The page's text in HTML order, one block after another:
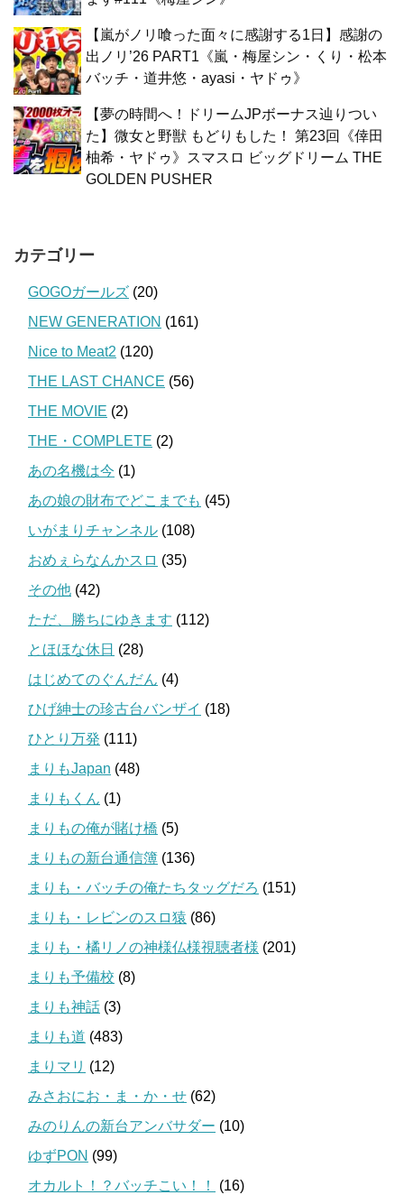
【嵐がノリ喰った面々に感謝する1日】感謝の
出ノリ’26 PART1《嵐・梅屋シン・くり・松本
バッチ・道井悠・ayasi・ヤドゥ》
【夢の時間へ！ドリームJPボーナス辿りつい
た】微女と野獣 もどりもした！ 第23回《倖田
柚希・ヤドゥ》スマスロ ビッグドリーム THE
GOLDEN PUSHER
カテゴリー
GOGOガールズ (20)
NEW GENERATION (161)
Nice to Meat2 (120)
THE LAST CHANCE (56)
THE MOVIE (2)
THE・COMPLETE (2)
あの名機は今 (1)
あの娘の財布でどこまでも (45)
いがまりチャンネル (108)
おめぇらなんかスロ (35)
その他 (42)
ただ、勝ちにゆきます (112)
とほほな休日 (28)
はじめてのぐんだん (4)
ひげ紳士の珍古台バンザイ (18)
ひとり万発 (111)
まりもJapan (48)
まりもくん (1)
まりもの俺が賭け橋 (5)
まりもの新台通信簿 (136)
まりも・バッチの俺たちタッグだろ (151)
まりも・レビンのスロ猿 (86)
まりも・橘リノの神様仏様視聴者様 (201)
まりも予備校 (8)
まりも神話 (3)
まりも道 (483)
まりマリ (12)
みさおにお・ま・か・せ (62)
みのりんの新台アンバサダー (10)
ゆずPON (99)
オカルト！？バッチこい！！
(16)